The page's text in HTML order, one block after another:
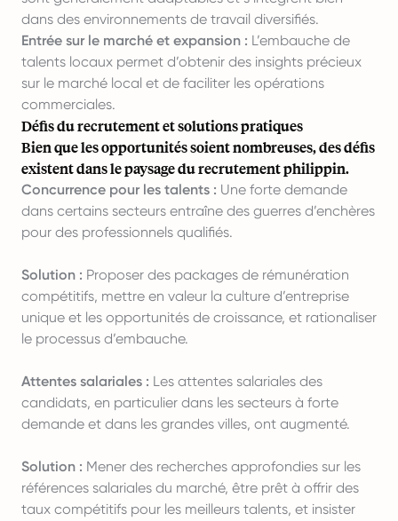
dans des environnements de travail diversifiés.
Entrée sur le marché et expansion : L’embauche de
talents locaux permet d’obtenir des insights précieux
sur le marché local et de faciliter les opérations
commerciales.
Défis du recrutement et solutions pratiques
Bien que les opportunités soient nombreuses, des défis
existent dans le paysage du recrutement philippin.
Concurrence pour les talents : Une forte demande
dans certains secteurs entraîne des guerres d’enchères
pour des professionnels qualifiés.
Solution : Proposer des packages de rémunération
compétitifs, mettre en valeur la culture d’entreprise
unique et les opportunités de croissance, et rationaliser
le processus d’embauche.
Attentes salariales : Les attentes salariales des
candidats, en particulier dans les secteurs à forte
demande et dans les grandes villes, ont augmenté.
Solution : Mener des recherches approfondies sur les
références salariales du marché, être prêt à offrir des
taux compétitifs pour les meilleurs talents, et insister